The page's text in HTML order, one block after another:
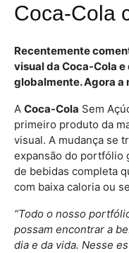
Coca-Cola
Recentemente
visual da Coca-Cola
globalmente. Agora a
A Coca-Cola Sem
primeiro produto da
visual. A mudança se
expansão do portfólio
de bebidas completa
com baixa caloria ou
“Todo o nosso
possam encontrar a
dia e da vida. Nesse